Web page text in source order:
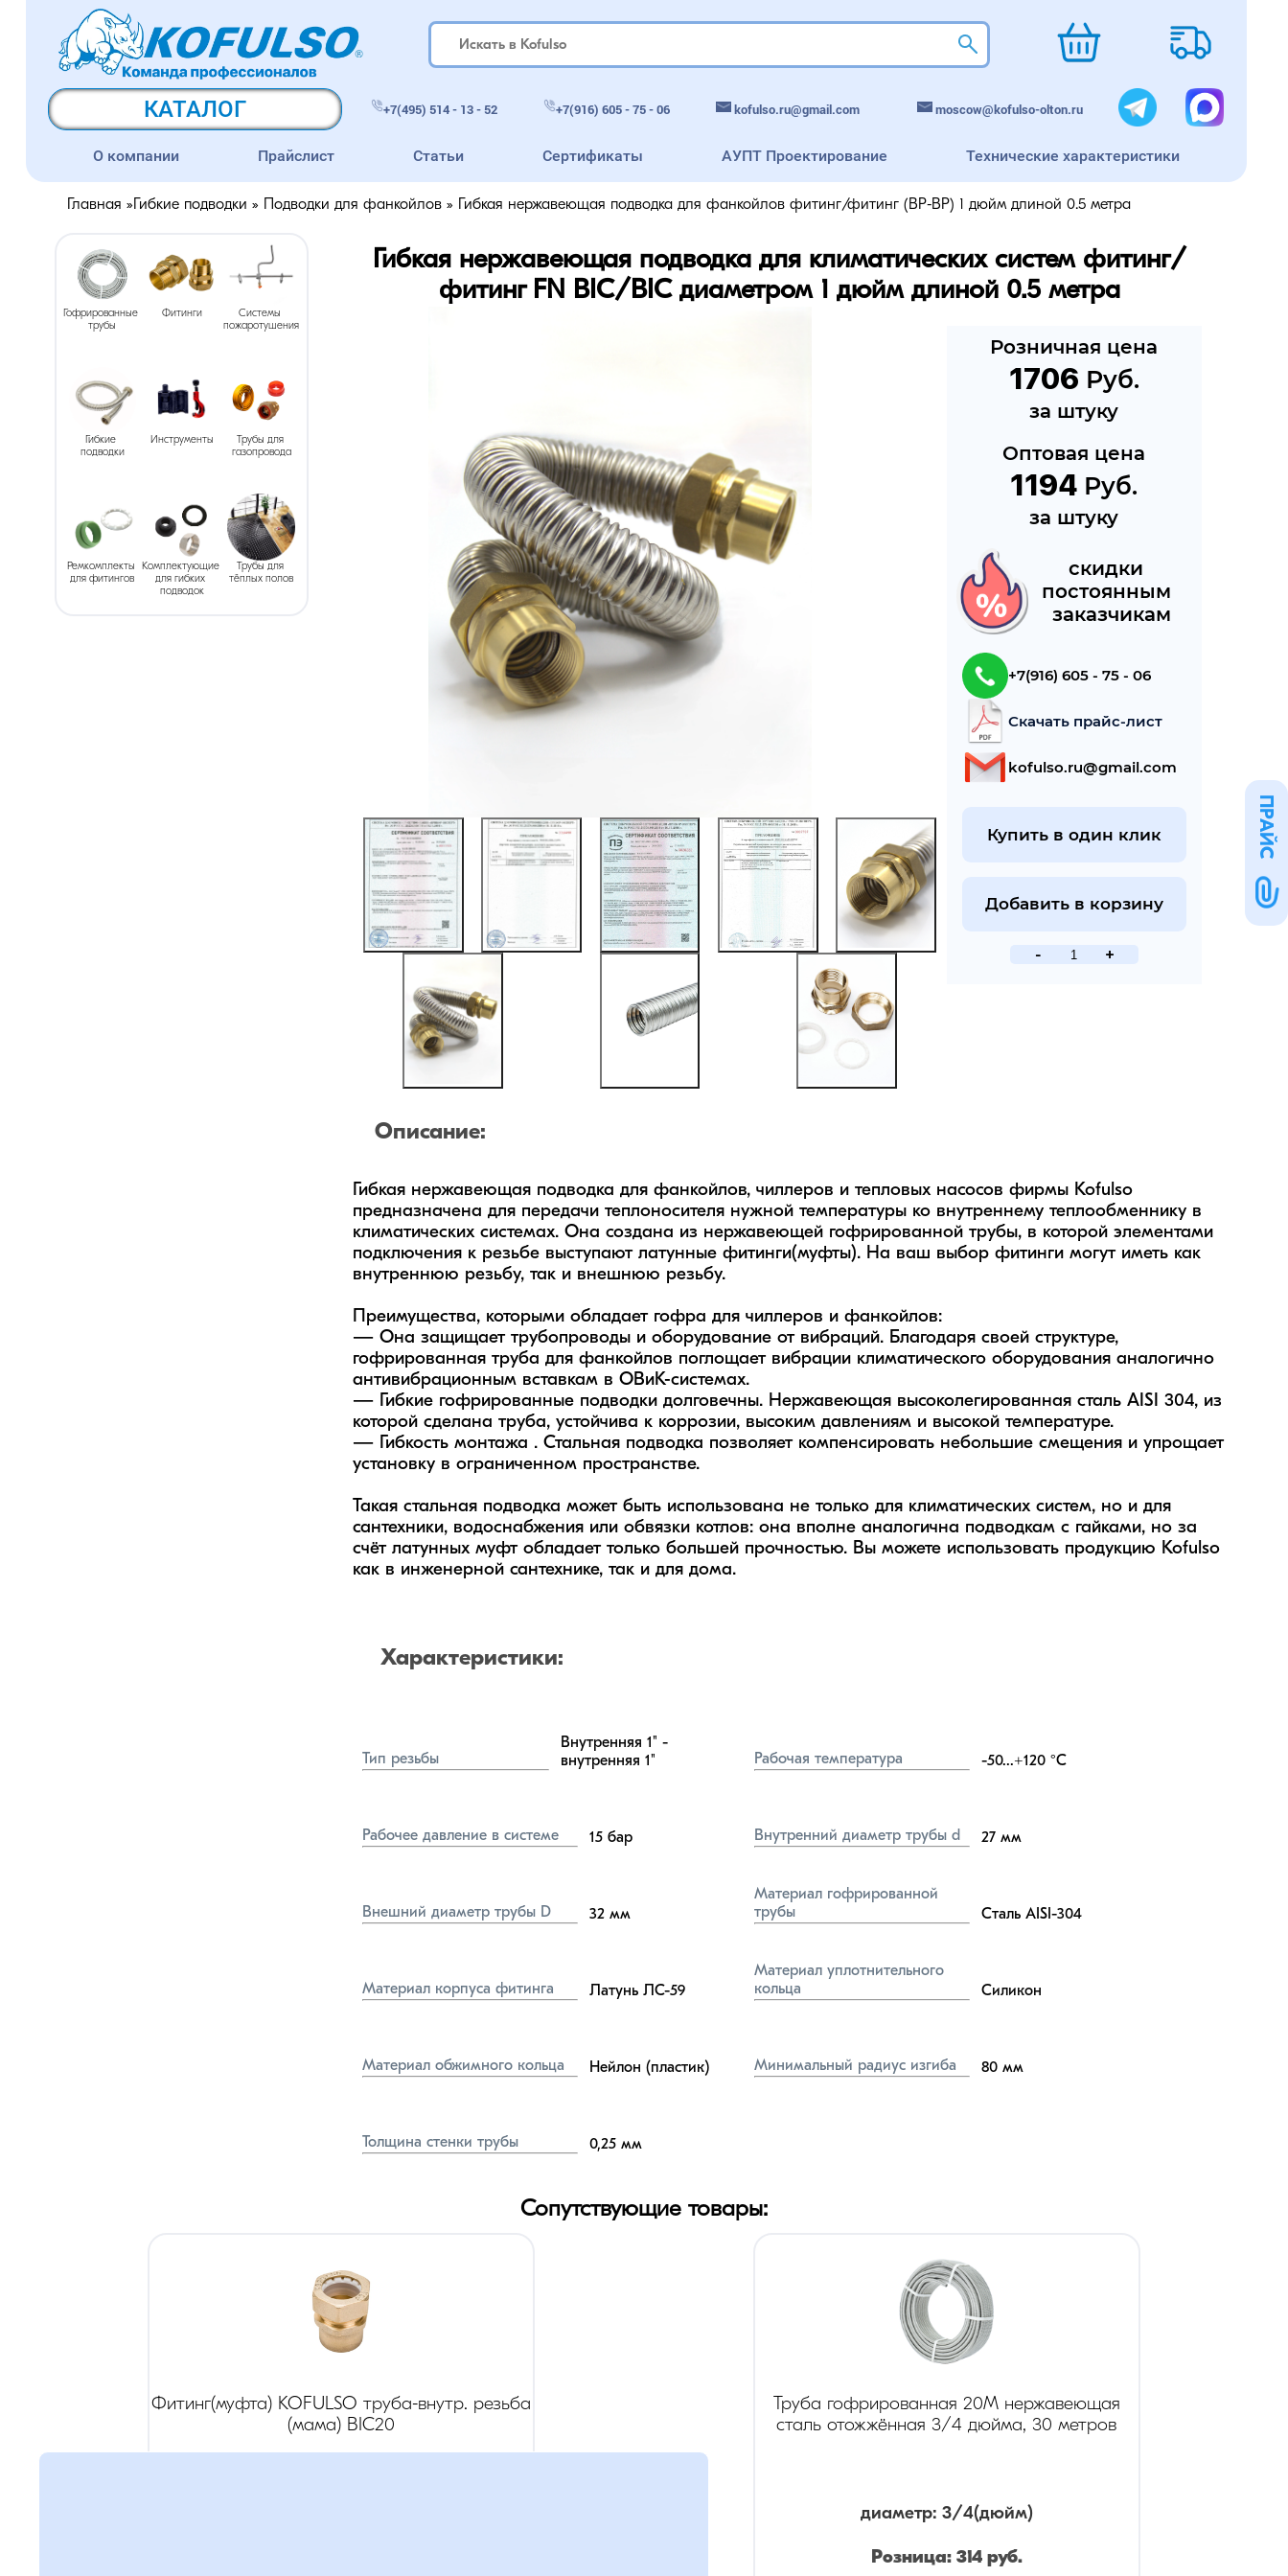
КАТАЛОГ +7(495) 514 - 13 - 52 +7(916) 605 - 75 - 06 kofulso.ru@gmail.com moscow@kofulso-olton.ru
О компании Прайслист Статьи Сертификаты АУПТ Проектирование Технические характеристики
Главная » Гибкие подводки » Подводки для фанкойлов » Гибкая нержавеющая подводка для фанкойлов фитинг/фитинг (ВР-ВР) 1 дюйм длиной 0.5 метра
Гофрированные
трубы
Фитинги
Системы
пожаротушения
Гибкие
подводки
Инструменты
Трубы для
газопровода
Ремкомплекты
для фитингов
Комплектующие
для гибких
подводок
Трубы для
тёплых полов
Гибкая нержавеющая подводка для климатических систем фитинг/
фитинг FN BIC/BIC диаметром 1 дюйм длиной 0.5 метра
Розничная цена
1706 Руб.
за штуку
Оптовая цена
1194 Руб.
за штуку
cкидки
постоянным
заказчикам
+7(916) 605 - 75 - 06
Скачать прайс-лист
kofulso.ru@gmail.com
Купить в один клик
Добавить в корзину
- +
Описание:
Гибкая нержавеющая подводка для фанкойлов, чиллеров и тепловых насосов фирмы Kofulso
предназначена для передачи теплоносителя нужной температуры ко внутреннему теплообменнику в
климатических системах. Она создана из нержавеющей гофрированной трубы, в которой элементами
подключения к резьбе выступают латунные фитинги(муфты). На ваш выбор фитинги могут иметь как
внутреннюю резьбу, так и внешнюю резьбу.
Преимущества, которыми обладает гофра для чиллеров и фанкойлов:
— Она защищает трубопроводы и оборудование от вибраций. Благодаря своей структуре,
гофрированная труба для фанкойлов поглощает вибрации климатического оборудования аналогично
антивибрационным вставкам в ОВиК-системах.
— Гибкие гофрированные подводки долговечны. Нержавеющая высоколегированная сталь AISI 304, из
которой сделана труба, устойчива к коррозии, высоким давлениям и высокой температуре.
— Гибкость монтажа . Стальная подводка позволяет компенсировать небольшие смещения и упрощает
установку в ограниченном пространстве.
Такая стальная подводка может быть использована не только для климатических систем, но и для
сантехники, водоснабжения или обвязки котлов: она вполне аналогична подводкам с гайками, но за
счёт латунных муфт обладает только большей прочностью. Вы можете использовать продукцию Kofulso
как в инженерной сантехнике, так и для дома.
Характеристики:
Тип резьбы
Внутренняя 1" -
внутренняя 1"
Рабочая температура -50...+120 °C
Рабочее давление в системе 15 бар Внутренний диаметр трубы d 27 мм
Внешний диаметр трубы D 32 мм
Материал гофрированной
трубы
Сталь AISI-304
Материал корпуса фитинга Латунь ЛС-59
Материал уплотнительного
кольца
Силикон
Материал обжимного кольца Нейлон (пластик) Минимальный радиус изгиба 80 мм
Толщина стенки трубы 0,25 мм
Сопутствующие товары:
Фитинг(муфта) KOFULSO труба-внутр. резьба
(мама) BIC20
Труба гофрированная 20М нержавеющая
сталь отожжённая 3/4 дюйма, 30 метров
диаметр: 3/4(дюйм)
Розница: 314руб.
ПРАЙС